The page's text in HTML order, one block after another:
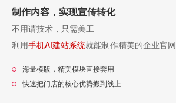
制作内容，实现宣传转化
不用请技术，只需美工
利用手机AI建站系统就能制作精美的企业官网
海量模版，精美模块直接套用
快速把门店的核心优势搬到线上